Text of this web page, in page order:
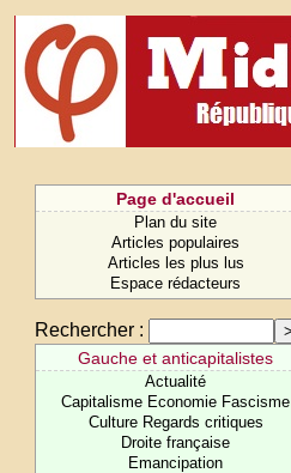
Page d'accueil
Plan du site
Articles populaires
Articles les plus lus
Espace rédacteurs
Rechercher :
Gauche et anticapitalistes
Actualité
Capitalisme Economie Fascisme
Culture Regards critiques
Droite française
Emancipation